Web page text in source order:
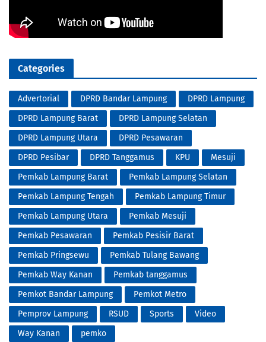
Categories
Advertorial DPRD Bandar Lampung
DPRD Lampung
DPRD Lampung Barat
DPRD Lampung Selatan
DPRD Lampung Utara
DPRD Pesawaran
DPRD Pesibar
DPRD Tanggamus KPU
Mesuji
Pemkab Lampung Barat
Pemkab Lampung Selatan
Pemkab Lampung Tengah
Pemkab Lampung Timur
Pemkab Lampung Utara
Pemkab Mesuji
Pemkab Pesawaran
Pemkab Pesisir Barat
Pemkab Pringsewu
Pemkab Tulang Bawang
Pemkab Way Kanan
Pemkab tanggamus
Pemkot Bandar Lampung
Pemkot Metro
Pemprov Lampung
RSUD Sports
Video
Way Kanan
pemko